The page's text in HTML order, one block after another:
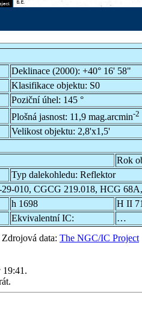
Deklinace (2000): +40° 16' 58"
Klasifikace objektu: S0
Poziční úhel: 145 °
Plošná jasnost: 11,9 mag.arcmin-2
Velikost objektu: 2,8'x1,5'
Rok
Typ dalekohledu: Reflektor
010, CGCG 219.018, HCG
h 1698
H II
Ekvivalentní IC:
…
Zdrojová data: The NGC/IC Project
19:41.